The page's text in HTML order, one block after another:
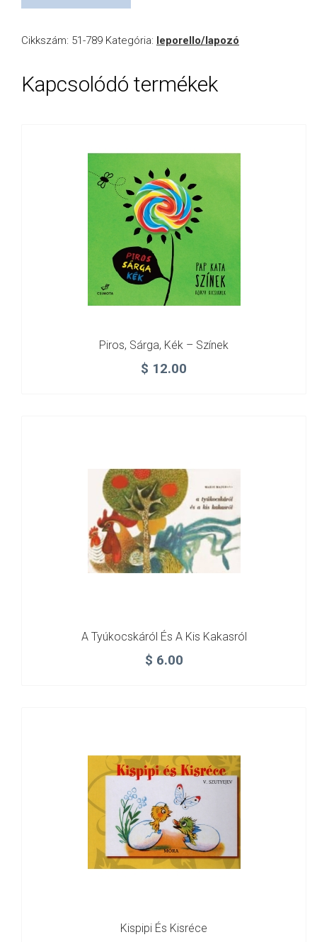
Cikkszám: 51-789 Kategória: leporello/lapozó
Kapcsolódó termékek
Piros, Sárga, Kék – Színek
$ 12.00
A ​tyúkocskáról És A Kis Kakasról
$ 6.00
Kispipi És Kisréce